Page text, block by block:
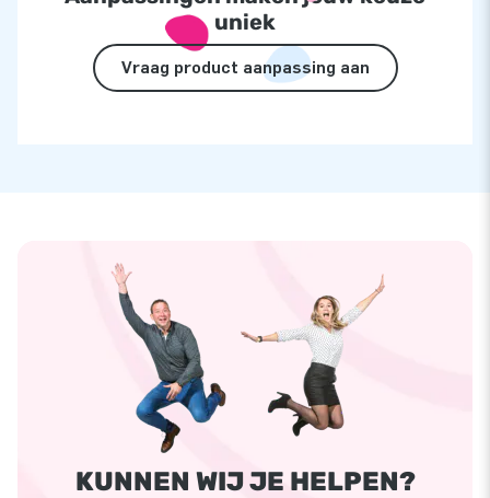
uniek
Vraag product aanpassing aan
KUNNEN WIJ JE HELPEN?